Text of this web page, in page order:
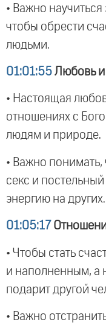
• Важно научиться
чтобы обрести
людьми.
01:01:55 Любовь
• Настоящая
отношениях с
людям и природе.
• Важно понимать,
секс и
энергию на других.
01:05:17
• Чтобы стать
и наполненным, а
подарит другой
• Важно